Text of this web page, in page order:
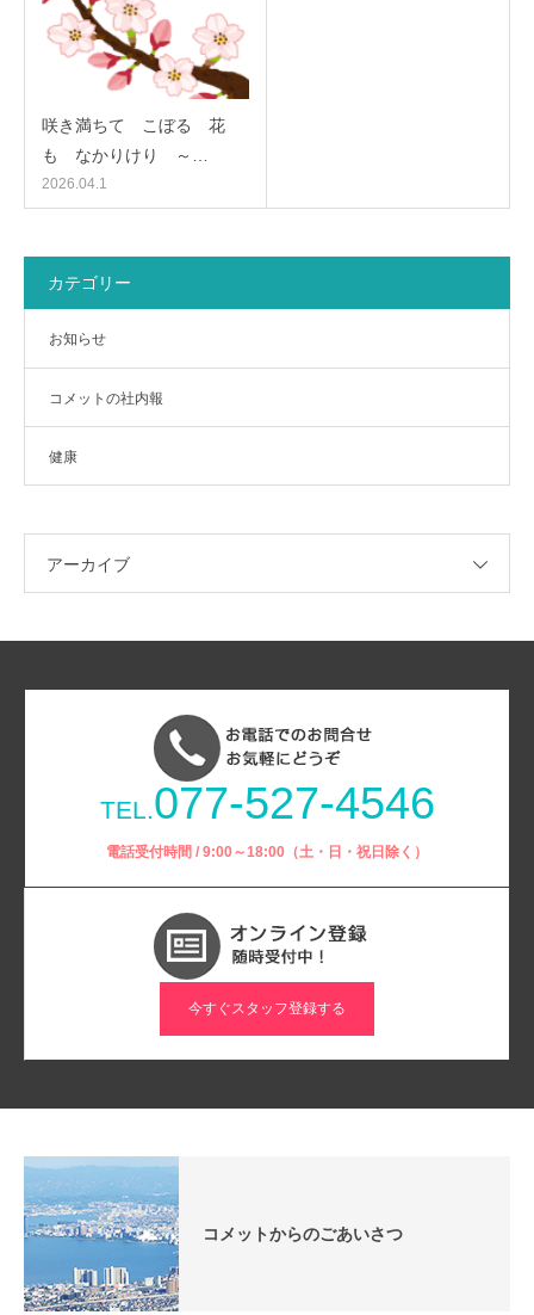
咲き満ちて こぼるゝ花
も なかりけり ～…
2026.04.1
カテゴリー
お知らせ
コメットの社内報
健康
アーカイブ
TEL.077-527-4546
電話受付時間 / 9:00～18:00（土・日・祝日除く）
今すぐスタッフ登録する
コメットからのごあいさつ